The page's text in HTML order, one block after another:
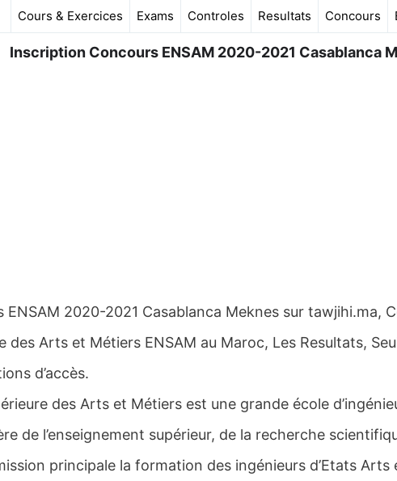
Cours & Exercices Exams Controles Resultats Concours
Inscription Concours ENSAM 2020-2021 Casablanca
2020-2021 Casablanca Meknes sur tawjihi.ma,
des Arts et Métiers ENSAM au Maroc, Les Resultats,
d’accès.
des Arts et Métiers est une grande école
de l’enseignement supérieur, de la recherche
principale la formation des ingénieurs d’Etats Arts